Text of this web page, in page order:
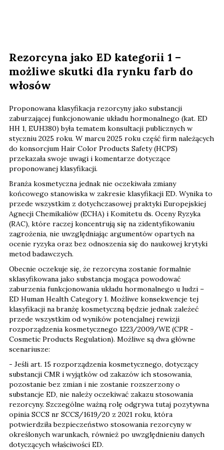
Rezorcyna jako ED kategorii 1 –
możliwe skutki dla rynku farb do
włosów
Proponowana klasyfikacja rezorcyny jako substancji
zaburzającej funkcjonowanie układu hormonalnego (kat. ED
HH 1, EUH380) była tematem konsultacji publicznych w
styczniu 2025 roku. W marcu 2025 roku część firm należących
do konsorcjum Hair Color Products Safety (HCPS)
przekazała swoje uwagi i komentarze dotyczące
proponowanej klasyfikacji.
Branża kosmetyczna jednak nie oczekiwała zmiany
końcowego stanowiska w zakresie klasyfikacji ED. Wynika to
przede wszystkim z dotychczasowej praktyki Europejskiej
Agnecji Chemikaliów (ECHA) i Komitetu ds. Oceny Ryzyka
(RAC), które raczej koncentrują się na zidentyfikowaniu
zagrożenia, nie uwzględniając argumentów opartych na
ocenie ryzyka oraz bez odnoszenia się do naukowej krytyki
metod badawczych.
Obecnie oczekuje się, że rezorcyna zostanie formalnie
sklasyfikowana jako substancja mogąca powodować
zaburzenia funkcjonowania układu hormonalnego u ludzi –
ED Human Health Category 1. Możliwe konsekwencje tej
klasyfikacji na branżę kosmetyczną będzie jednak zależeć
przede wszystkim od wyników potencjalnej rewizji
rozporządzenia kosmetycznego 1223/2009/WE (CPR -
Cosmetic Products Regulation). Możliwe są dwa główne
scenariusze:
- Jeśli art. 15 rozporządzenia kosmetycznego, dotyczący
substancji CMR i wyjątków od zakazów ich stosowania,
pozostanie bez zmian i nie zostanie rozszerzony o
substancje ED, nie należy oczekiwać zakazu stosowania
rezorcyny. Szczególne ważną rolę odgrywa tutaj pozytywna
opinia SCCS nr SCCS/1619/20 z 2021 roku, która
potwierdziła bezpieczeństwo stosowania rezorcyny w
określonych warunkach, również po uwzględnieniu danych
dotyczących właściwości ED.